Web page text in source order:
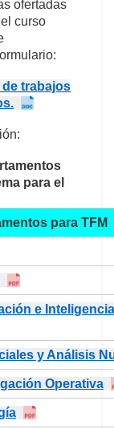
ofertadas
curso
de trabajos
para el
para TFM
e Inteligencia
y Análisis
Operativa